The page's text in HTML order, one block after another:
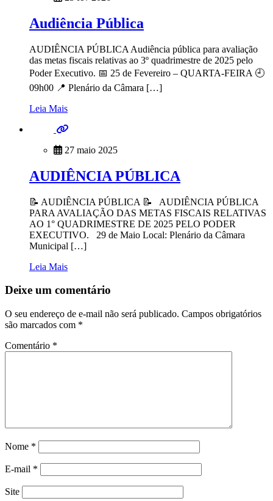
Audiência Pública
AUDIÊNCIA PÚBLICA Audiência pública para avaliação
das metas fiscais relativas ao 3º quadrimestre de 2025 pelo
Poder Executivo. 📅 25 de Fevereiro – QUARTA-FEIRA 🕘
09h00 📍 Plenário da Câmara […]
Leia Mais
27 maio 2025
AUDIÊNCIA PÚBLICA
📝 AUDIÊNCIA PÚBLICA 📝 AUDIÊNCIA PÚBLICA
PARA AVALIAÇÃO DAS METAS FISCAIS RELATIVAS
AO 1° QUADRIMESTRE DE 2025 PELO PODER
EXECUTIVO. 29 de Maio Local: Plenário da Câmara
Municipal […]
Leia Mais
Deixe um comentário
O seu endereço de e-mail não será publicado. Campos obrigatórios
são marcados com *
Comentário *
Nome *
E-mail *
Site